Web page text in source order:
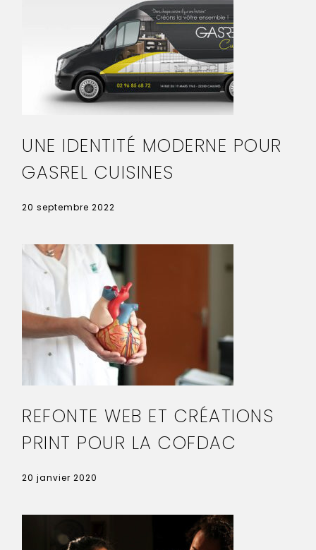
UNE IDENTITÉ MODERNE POUR
GASREL CUISINES
20 septembre 2022
REFONTE WEB ET CRÉATIONS
PRINT POUR LA COFDAC
20 janvier 2020